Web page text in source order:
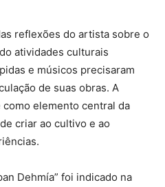
reflexões do artista sobre o
atividades culturais
e músicos precisaram
de suas obras. A
elemento central da
criar ao cultivo e ao
Dehmía” foi indicado na